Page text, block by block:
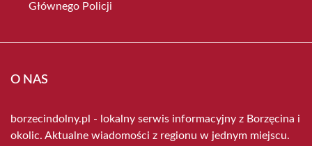
Głównego Policji
O NAS
borzecindolny.pl - lokalny serwis informacyjny z Borzęcina i
okolic. Aktualne wiadomości z regionu w jednym miejscu.